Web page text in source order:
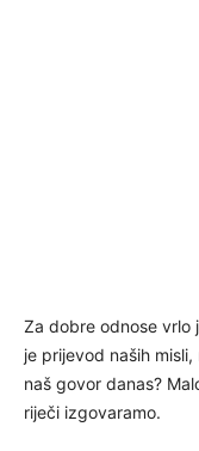
Za dobre odnose vrlo
je prijevod naših
naš govor danas?
riječi izgovaramo.